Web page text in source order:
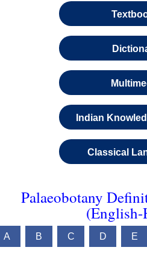
Indian
Classical
Palaeobotany
A B C D E